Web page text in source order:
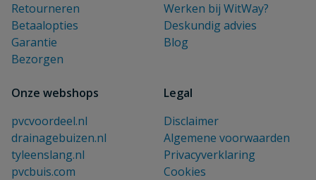
Retourneren
Betaalopties
Garantie
Bezorgen
Werken bij WitWay?
Deskundig advies
Blog
Onze webshops
pvcvoordeel.nl
drainagebuizen.nl
tyleenslang.nl
pvcbuis.com
Legal
Disclaimer
Algemene voorwaarden
Privacyverklaring
Cookies